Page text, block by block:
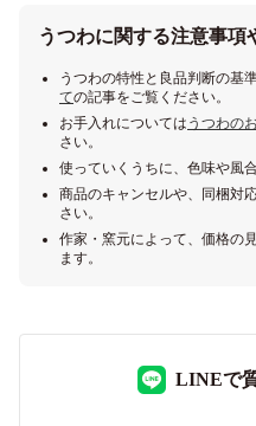
うつわに関する注意事項
うつわの特性と良品判断の基
ての記事をご覧ください。
お手入れについては うつわの
さい。
使っていくうちに、色味や風
商品のキャンセルや、同梱対
さい。
作家・窯元によって、価格の
ます。
LINEで